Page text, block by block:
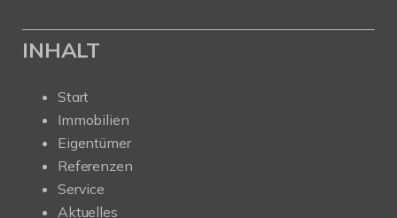
INHALT
Start
Immobilien
Eigentümer
Referenzen
Service
Aktuelles